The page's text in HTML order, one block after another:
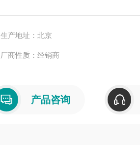
生产地址：北京
厂商性质：经销商
产品咨询